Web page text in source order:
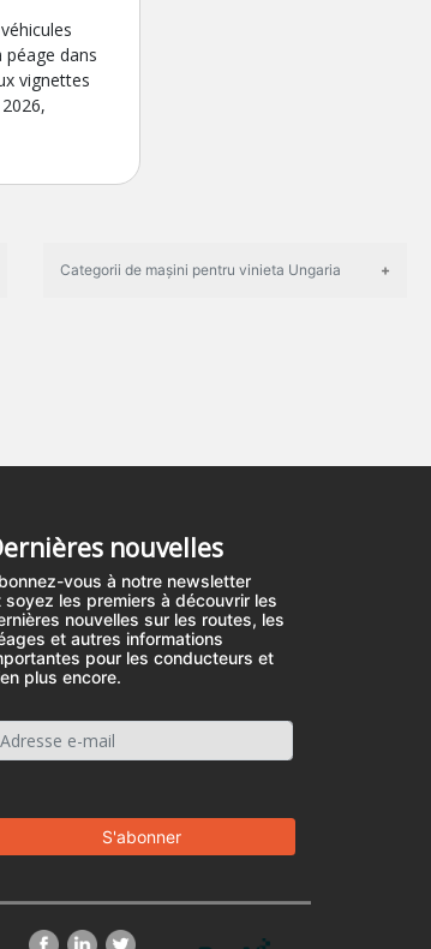
péage dans
vignettes
Categorii de mașini pentru vinieta Ungaria
nouvelles
vous à notre newsletter
soyez les premiers à découvrir les
nouvelles sur les routes, les
et autres informations
pour les conducteurs et
plus encore.